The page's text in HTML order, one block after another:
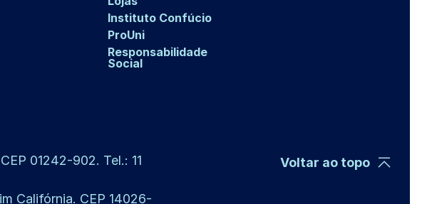
Instituto Confúcio
ProUni
Responsabilidade
Social
01242-902. Tel.: 11
Califórnia. CEP 14026-
Voltar ao topo